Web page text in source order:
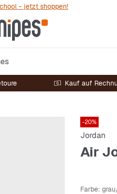
- jetzt shoppen!
Kauf auf
-20%
Jordan
Air
Farbe: